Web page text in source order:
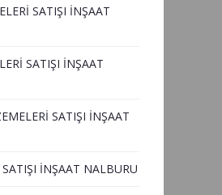
SATIŞI İNŞAAT
SATIŞI İNŞAAT
SATIŞI İNŞAAT
İNŞAAT NALBURU